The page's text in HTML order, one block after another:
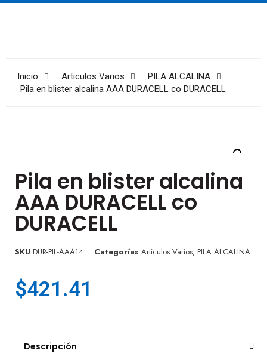
Inicio Articulos Varios
PILA ALCALINA
Pila en blister alcalina AAA DURACELL co DURACELL
Pila en blister alcalina
AAA DURACELL co
DURACELL
SKU DUR-PIL-AAA14 Categorías Articulos Varios, PILA ALCALINA
$421.41
Descripción